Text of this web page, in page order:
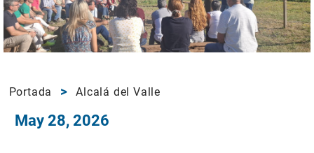
Portada Alcalá del Valle
May 28, 2026